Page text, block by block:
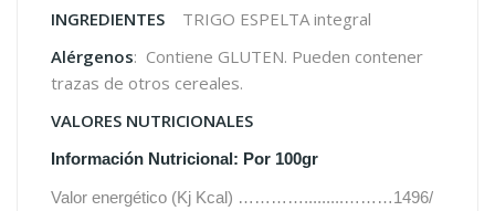
INGREDIENTES
TRIGO ESPELTA integral
Alérgenos: Contiene GLUTEN. Pueden contener
trazas de otros cereales.
VALORES NUTRICIONALES
Información Nutricional: Por 100gr
Valor energético (Kj Kcal) ………….........………1496/